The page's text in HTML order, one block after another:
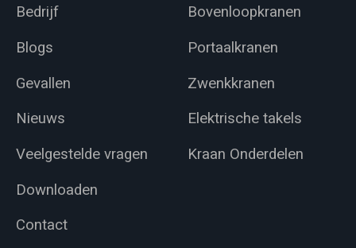
Bedrijf
Blogs
Gevallen
Nieuws
Veelgestelde vragen
Downloaden
Contact
Bovenloopkranen
Portaalkranen
Zwenkkranen
Elektrische takels
Kraan Onderdelen